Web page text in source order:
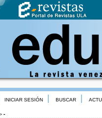
INICIAR SESIÓN BUSCAR
-